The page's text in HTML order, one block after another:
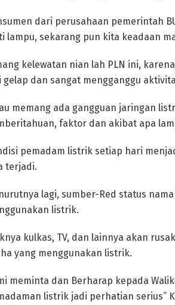
dari perusahaan pemerintah
lampu, sekarang pun kita keadaan
kelewatan nian lah PLN ini,
gelap dan sangat mengganggu
memang ada gangguan jaringan
faktor dan akibat apa
pemadam listrik setiap hari
terjadi.
lagi, sumber-Red status
listrik.
kulkas, TV, dan lainnya akan
yang menggunakan listrik.
meminta dan Berharap kepada
listrik jadi perhatian serius”